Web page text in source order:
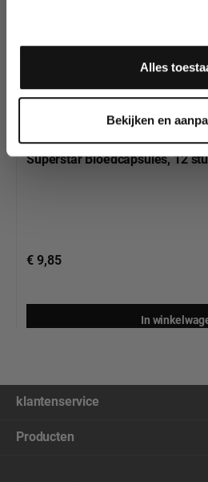
Alles
Bekijken en
Superstar Bloedcapsules, 12
€ 9,85
In
klantenservice
Producten
Ja, ik meld